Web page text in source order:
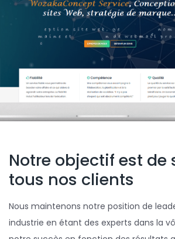
Notre objectif est de
tous nos clients
Nous maintenons notre position de
industrie en étant des experts dans la